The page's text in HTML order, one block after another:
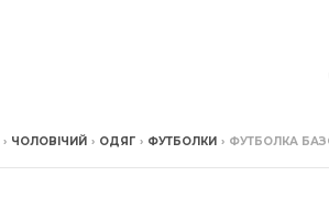
› ЧОЛОВІЧИЙ › ОДЯГ › ФУТБОЛКИ › ФУТБОЛКА